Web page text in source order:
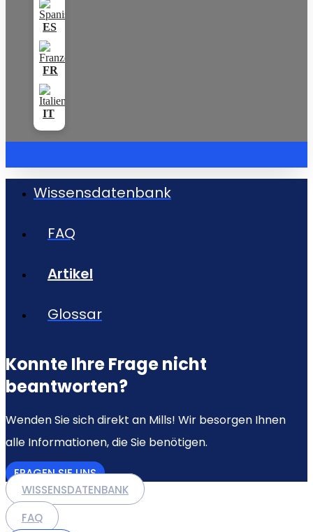
Wissensdatenbank
FAQ
Artikel
Glossar
Konnte Ihre Frage nicht
beantworten?
Wenden Sie sich direkt an Mills! Wir besorgen Ihnen
alle Informationen, die Sie benötigen.
FRAGEN SIE UNS
WISSENSDATENBANK
FAQ